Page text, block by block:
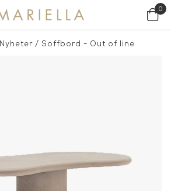
0
Nyheter / Soffbord - Out of line